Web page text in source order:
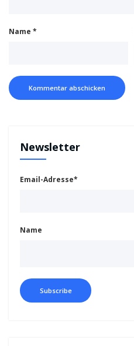
Name *
Newsletter
Email-Adresse*
Name